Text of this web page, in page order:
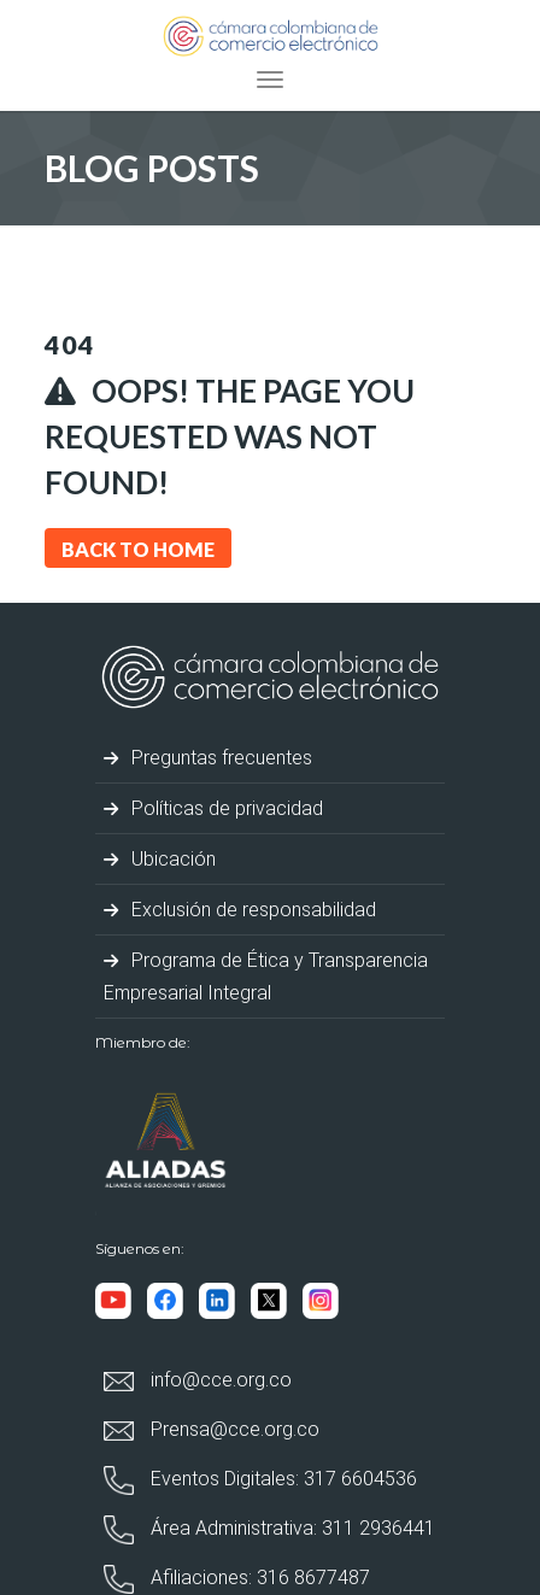
Toggle navigation
BLOG POSTS
404
OOPS! THE PAGE YOU
REQUESTED WAS NOT
FOUND!
BACK TO HOME
Preguntas frecuentes
Políticas de privacidad
Ubicación
Exclusión de responsabilidad
Programa de Ética y Transparencia
Empresarial Integral
Miembro de:
Síguenos en:
info@cce.org.co
Prensa@cce.org.co
Eventos Digitales: 317 6604536
Área Administrativa: 311 2936441
Afiliaciones: 316 8677487